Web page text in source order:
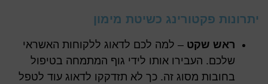
יתרונות פקטורינג כשיטת מימון
ראש שקט – למה לכם לדאוג ללקוחות האשראי
שלכם. העבירו אותו לידי גוף המתמחה בטיפול
בחובות מסוג זה. כך לא תזדקקו לדאוג עוד לטפל